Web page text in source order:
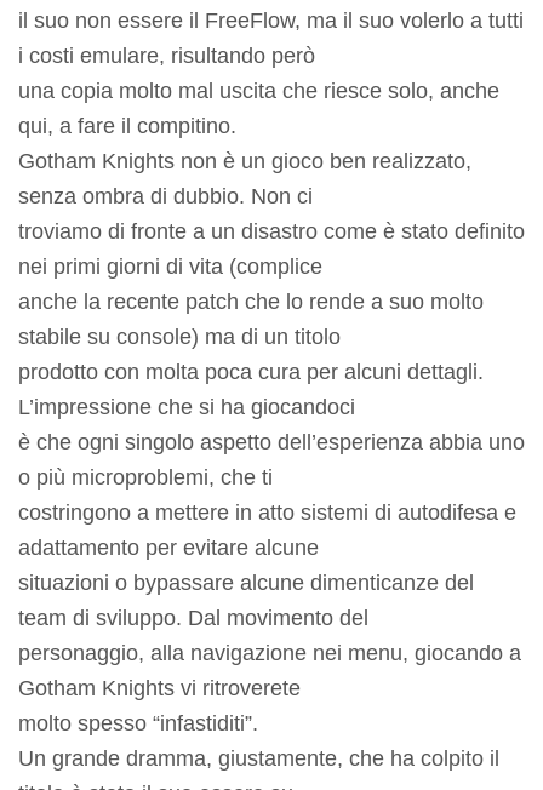
il suo non essere il FreeFlow, ma il suo volerlo a tutti
i costi emulare, risultando però
una copia molto mal uscita che riesce solo, anche
qui, a fare il compitino.
Gotham Knights non è un gioco ben realizzato,
senza ombra di dubbio. Non ci
troviamo di fronte a un disastro come è stato definito
nei primi giorni di vita (complice
anche la recente patch che lo rende a suo molto
stabile su console) ma di un titolo
prodotto con molta poca cura per alcuni dettagli.
L’impressione che si ha giocandoci
è che ogni singolo aspetto dell’esperienza abbia uno
o più microproblemi, che ti
costringono a mettere in atto sistemi di autodifesa e
adattamento per evitare alcune
situazioni o bypassare alcune dimenticanze del
team di sviluppo. Dal movimento del
personaggio, alla navigazione nei menu, giocando a
Gotham Knights vi ritroverete
molto spesso “infastiditi”.
Un grande dramma, giustamente, che ha colpito il